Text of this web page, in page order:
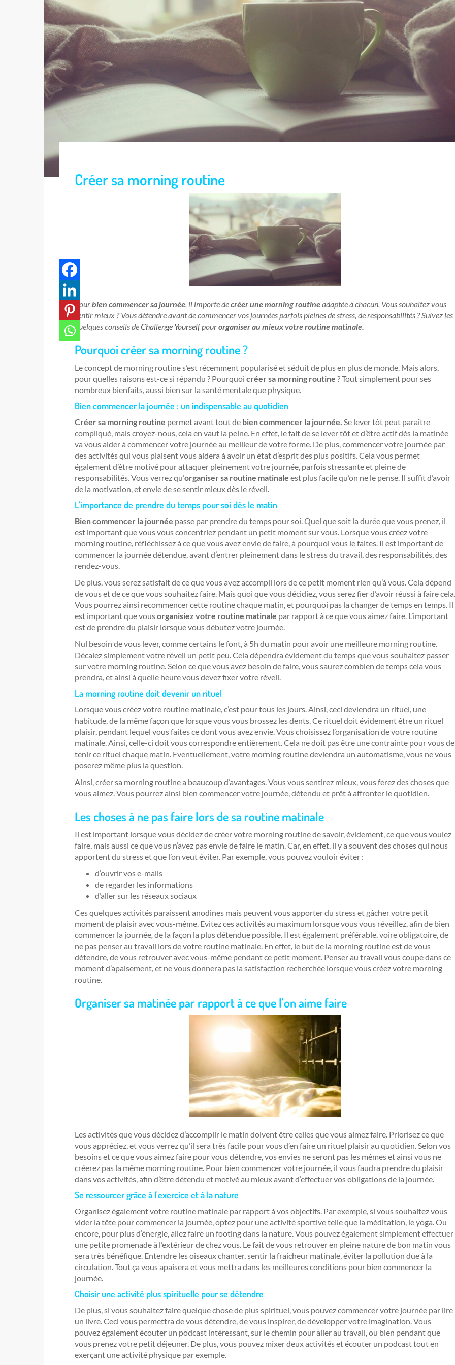
Créer sa morning routine
Pourbien commencer sa journée , il importe decréer une morning routineadaptée à chacun. Vous souhaitez vous
sentir mieux ? Vous détendre avant de commencer vos journées parfois pleines de stress, de responsabilités ? Suivez les
quelques conseils deChallenge Yourselfpourorganiser au mieux votre routine matinale.
Pourquoi créer sa morning routine ?
Le concept de morning routine s’est récemment popularisé et séduit de plus en plus de monde. Mais alors,
pour quelles raisons est-ce si répandu ? Pourquoi créer sa morning routine ? Tout simplement pour ses
nombreux bienfaits, aussi bien sur la santé mentale que physique.
Bien commencer la journée : un indispensable au quotidien
Créer sa morning routine permet avant tout de bien commencer la journée. Se lever tôt peut paraître
compliqué, mais croyez-nous, cela en vaut la peine. En effet, le fait de se lever tôt et d’être actif dès la matinée
va vous aider à commencer votre journée au meilleur de votre forme. De plus, commencer votre journée par
des activités qui vous plaisent vous aidera à avoir un état d’esprit des plus positifs. Cela vous permet
également d’être motivé pour attaquer pleinement votre journée, parfois stressante et pleine de
responsabilités. Vous verrez qu’organiser sa routine matinale est plus facile qu’on ne le pense. Il suffit d’avoir
de la motivation, et envie de se sentir mieux dès le réveil.
L'importance de prendre du temps pour soi dès le matin
Bien commencer la journée passe par prendre du temps pour soi. Quel que soit la durée que vous prenez, il
est important que vous vous concentriez pendant un petit moment sur vous. Lorsque vous créez votre
morning routine, réfléchissez à ce que vous avez envie de faire, à pourquoi vous le faites. Il est important de
commencer la journée détendue, avant d’entrer pleinement dans le stress du travail, des responsabilités, des
rendez-vous.
De plus, vous serez satisfait de ce que vous avez accompli lors de ce petit moment rien qu’à vous. Cela dépend
de vous et de ce que vous souhaitez faire. Mais quoi que vous décidiez, vous serez fier d’avoir réussi à faire cela.
Vous pourrez ainsi recommencer cette routine chaque matin, et pourquoi pas la changer de temps en temps. Il
est important que vousorganisiez votre routine matinale par rapport à ce que vous aimez faire. L’important
est de prendre du plaisir lorsque vous débutez votre journée.
Nul besoin de vous lever, comme certains le font, à 5h du matin pour avoir une meilleure morning routine.
Décalez simplement votre réveil un petit peu. Cela dépendra évidement du temps que vous souhaitez passer
sur votre morning routine. Selon ce que vous avez besoin de faire, vous saurez combien de temps cela vous
prendra, et ainsi à quelle heure vous devez fixer votre réveil.
La morning routine doit devenir un rituel
Lorsque vous créez votre routine matinale, c’est pour tous les jours. Ainsi, ceci deviendra un rituel, une
habitude, de la même façon que lorsque vous vous brossez les dents. Ce rituel doit évidement être un rituel
plaisir, pendant lequel vous faites ce dont vous avez envie. Vous choisissez l’organisation de votre routine
matinale. Ainsi, celle-ci doit vous correspondre entièrement. Cela ne doit pas être une contrainte pour vous de
tenir ce rituel chaque matin. Eventuellement, votre morning routine deviendra un automatisme, vous ne vous
poserez même plus la question.
Ainsi, créer sa morning routine a beaucoup d’avantages. Vous vous sentirez mieux, vous ferez des choses que
vous aimez. Vous pourrez ainsi bien commencer votre journée, détendu et prêt à affronter le quotidien.
Les choses à ne pas faire lors de sa routine matinale
Il est important lorsque vous décidez de créer votre morning routine de savoir, évidement, ce que vous voulez
faire, mais aussi ce que vous n’avez pas envie de faire le matin. Car, en effet, il y a souvent des choses qui nous
apportent du stress et que l’on veut éviter. Par exemple, vous pouvez vouloir éviter :
d’ouvrir vos e-mails
de regarder les informations
d’aller sur les réseaux sociaux
Ces quelques activités paraissent anodines mais peuvent vous apporter du stress et gâcher votre petit
moment de plaisir avec vous-même. Evitez ces activités au maximum lorsque vous vous réveillez, afin de bien
commencer la journée de la façon la plus détendue possible. Il est également préférable, voire obligatoire, de
ne pas penser au travail lors de votre routine matinale. En effet, le but de la morning routine est de vous
détendre, de vous retrouver avec vous-même pendant ce petit moment. Penser au travail vous coupe dans ce
moment d’apaisement, et ne vous donnera pas la satisfaction recherchée lorsque vous créez votre morning
routine.
Organiser sa matinée par rapport à ce que l'on aime faire
Les activités que vous décidez d’accomplir le matin doivent être celles que vous aimez faire. Priorisez ce que
vous appréciez, et vous verrez qu’il sera très facile pour vous d’en faire un rituel plaisir au quotidien. Selon vos
besoins et ce que vous aimez faire pour vous détendre, vos envies ne seront pas les mêmes et ainsi vous ne
créerez pas la même morning routine. Pour bien commencer votre journée, il vous faudra prendre du plaisir
dans vos activités, afin d’être détendu et motivé au mieux avant d’effectuer vos obligations de la journée.
Se ressourcer grâce à l'exercice et à la nature
Organisez également votre routine matinale par rapport à vos objectifs. Par exemple, si vous souhaitez vous
vider la tête pour commencer la journée, optez pour une activité sportive telle que la méditation, le yoga. Ou
encore, pour plus d’énergie, allez faire un footing dans la nature. Vous pouvez également simplement effectuer
une petite promenade à l’extérieur de chez vous. Le fait de vous retrouver en pleine nature de bon matin vous
sera très bénéfique. Entendre les oiseaux chanter, sentir la fraicheur matinale, éviter la pollution due à la
circulation. Tout ça vous apaisera et vous mettra dans les meilleures conditions pour bien commencer la
journée.
Choisir une activité plus spirituelle pour se détendre
De plus, si vous souhaitez faire quelque chose de plus spirituel, vous pouvez commencer votre journée par lire
un livre. Ceci vous permettra de vous détendre, de vous inspirer, de développer votre imagination. Vous
pouvez également écouter un podcast intéressant, sur le chemin pour aller au travail, ou bien pendant que
vous prenez votre petit déjeuner. De plus, vous pouvez mixer deux activités et écouter un podcast tout en
exerçant une activité physique par exemple.